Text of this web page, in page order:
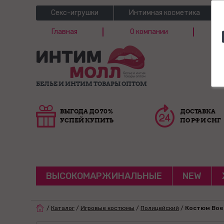
Секс-игрушки Интимная косметика
Главная О компании
БЕЛЬЕ И ИНТИМ ТОВАРЫ ОПТОМ
ВЫГОДА ДО 70%
УСПЕЙ КУПИТЬ
ДОСТАВКА
ПО РФ И СНГ
ВЫСОКОМАРЖИНАЛЬНЫЕ NEW
/ Каталог / Игровые костюмы / Полицейский / Костюм